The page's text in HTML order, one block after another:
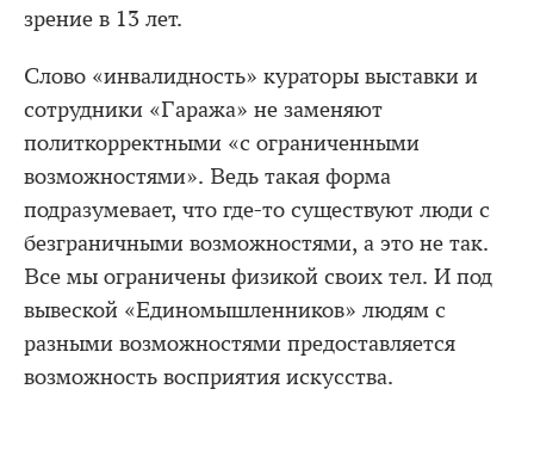
зрение в 13 лет.
Слово «инвалидность» кураторы выставки и
сотрудники «Гаража» не заменяют
политкорректными «с ограниченными
возможностями». Ведь такая форма
подразумевает, что где-то существуют люди с
безграничными возможностями, а это не так.
Все мы ограничены физикой своих тел. И под
вывеской «Единомышленников» людям с
разными возможностями предоставляется
возможность восприятия искусства.